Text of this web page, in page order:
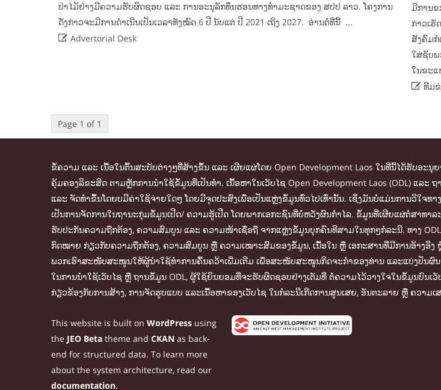
ປ່າໄມ້ຢ່າງມີຄວາມຮັບຜິດຊອບ ແລະ ການອະນຸລັກທຶນຮອນທາງທຳມະຊາດຂອງ ສປປ ລາວ. ໂຄງການ
ດັ່ງກ່າວຈະມີການດຳເນີນເປັນເວລາທັງໝົດ 6 ປີ ນັບແຕ່ ປີ 2021 ເຖິງ 2027. ອ່ານຕໍ່ທີ່ນີ້ ...
Advertorial Desk
ມີການຂ
ກ່າວເ
ສັງຄົມກໍ
ໃສ່ຊັບພ
ໃນຂະແ
 ທີມ
Page 1 of 1
ຂໍ້ຄວາມ ແລະ ເນື້ອໃນຕົ້ນສະບັບຕ່າງໆທີ່ສ້າງຂຶ້ນ ແລະ ເຜີຍແຜ່ໂດຍ Open Development Laos ໃນທີ່ນີ້ໄດ້ຮັບອະ
ຄຸ້ມຄອງລິຂະສິດ ຕາມຫຼັກການນຳໃຊ້ຂໍ້ມູນທີ່ເປັນທຳ. ເນື້ອຫາໃນເວັບໄຊ Open Development Laos (ODL) ແ
ແລະ ຈັດທຳຂຶ້ນໂດຍບມີຄ່າໃຊ້ຈ່າຍໃດໆ ໂດຍມີຈຸດປະສົງເພື່ອເປັນແຫຼ່ງຂໍ້ມູນທົ່ວໄປເທົ່ານັ້ນ. ເຊິ່ງມັນບໍ່ແມ່ນການວິໃຈ
ເປັນການຈັດການໃນຖານະກຸ່ມຂໍ້ມູນເປີດ/ ຄວາມຮູ້ເປີດ ໂດຍພາກເອກະຊົນທີ່ບໍ່ຫວັງຜົນກຳໄລ. ຂໍ້ມູນທີ່ເຜີຍແຜ່ຕໍ່ສາທາ
ຮັບປະກັນຄວາມຖືກຕ້ອງ, ຄວາມສົມບູນ ແລະ ຄວາມໜ້າເຊື່ອຖື ຈາກແຫຼ່ງຂໍ້ມູນບຸກຄົນທີສາມໃນທຸກໆກໍລະນີ. ທາງ
ກົດໝາຍ ກ່ຽວກັບຄວາມຖືກຕ້ອງ, ຄວາມສົມບູນ ຫຼື ຄວາມເໝາະສົມຂອງຂໍ້ມູນ, ເນື້ອໃນ ຫຼື ເອກະສານທີ່ມີການອ້າງອີງ
ພວກເຮົາສະໜັບສະໜູນໃຫ້ຜູ້ນຳໃຊ້ທຳການຄົ້ນຄວ້າເພີ່ມເຕີມ ເພື່ອສະໜັບສະໜູນກິດຈະກຳຂອງທ່ານ ແລະແບ່ງປັນຜົນ
ໃນການນຳໃຊ້ເວັບໄຊ ຫຼື ຖານຂໍ້ມູນ ODL, ຜູ້ໃຊ້ຍິນຍອມທີ່ຈະຮັບຜິດຊອບຢ່າງເຕັມທີ່ ຕໍ່ຄວາມໄວ້ວາງໃຈໃນຂໍ້ມູນບົ
ກ່ຽວຂ້ອງກັບການສ້າງ, ການຈັດຮູບແບບ ແລະເນື້ອຫາຂອງເວັບໄຊ ໃນກໍລະນີເກີດການສູນເສຍ, ອັນຕະລາຍ ຫຼື ຄວາມ
This website is built on WordPressusing
the JEO Betatheme and CKANas back-
end for structured data. To learn more
about the system architecture, read our
documentation.